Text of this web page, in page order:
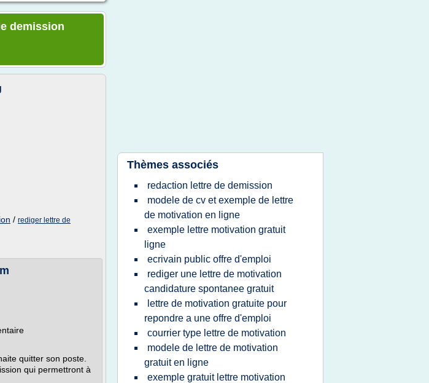
demission
/ rediger lettre de
quitter son poste.
qui permettront à
Thèmes associés
redaction lettre de demission
modele de cv et exemple de lettre
de motivation en ligne
exemple lettre motivation gratuit
ligne
ecrivain public offre d'emploi
rediger une lettre de motivation
candidature spontanee gratuit
lettre de motivation gratuite pour
repondre a une offre d'emploi
courrier type lettre de motivation
modele de lettre de motivation
gratuit en ligne
exemple gratuit lettre motivation